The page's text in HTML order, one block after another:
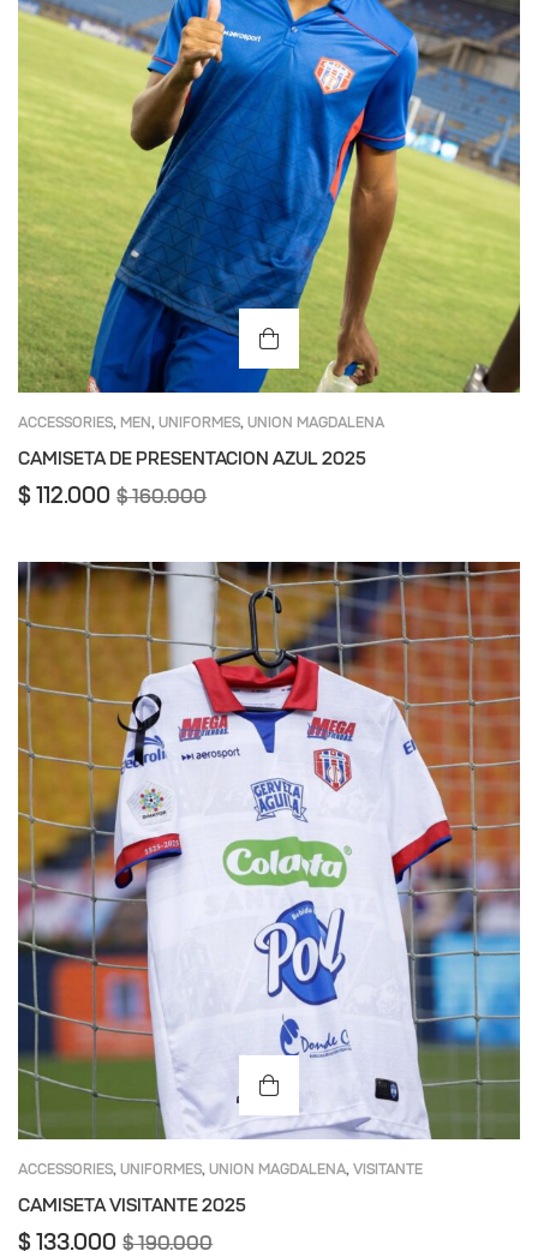
ACCESSORIES, MEN, UNIFORMES, UNION MAGDALENA
CAMISETA DE PRESENTACION AZUL 2025
$160.000
$ 112.000
ACCESSORIES, UNIFORMES, UNION MAGDALENA, VISITANTE
CAMISETA VISITANTE 2025
$190.000
$ 133.000